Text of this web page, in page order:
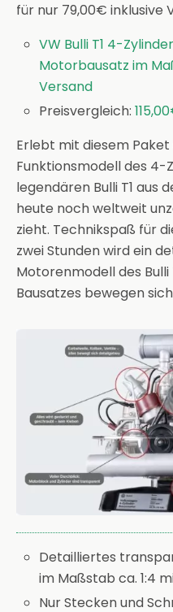
für nur 79,00€ inklusive
VW Bulli T1 4-
Motorbausatz im
Versand
Preisvergleich:
Erlebt mit diesem
Funktionsmodell des
legendären Bulli T1 aus
heute noch weltweit
zieht. Technikspaß für
zwei Stunden wird ein
Motorenmodell des Bulli
Bausatzes bewegen
Detailliertes
im Maßstab ca. 1:4
Nur Stecken und